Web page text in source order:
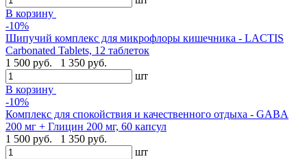
В корзину
-10%
Шипучий комплекс для микрофлоры кишечника - LACTIS
Carbonated Tablets, 12 таблеток
1 500 руб.
1 350 руб.
шт
В корзину
-10%
Комплекс для спокойствия и качественного отдыха - GABA
200 мг + Глицин 200 мг, 60 капсул
1 500 руб.
1 350 руб.
шт